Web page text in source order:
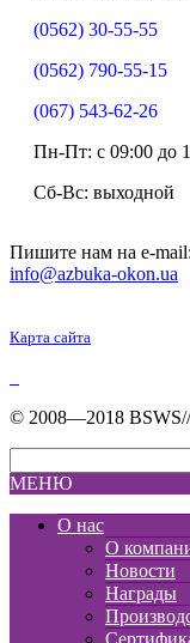
(0562) 30-55-55
(0562) 790-55-15
(067) 543-62-26
Пн-Пт: c 09:00 до
Сб-Вс: выходной
Пишите нам на e-mail:
info@azbuka-okon.ua
Карта сайта
© 2008—2018 BSWS//
МЕНЮ
О нас
О
Новоcти
Награды